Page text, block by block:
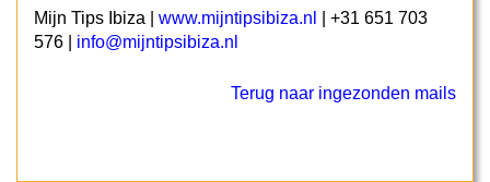
Mijn Tips Ibiza | www.mijntipsibiza.nl
| +31 651 703
576 | info@mijntipsibiza.nl
Terug naar ingezonden mails